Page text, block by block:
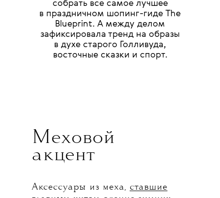
собрать все самое лучшее
в праздничном шопинг-гиде The
Blueprint. А между делом
зафиксировала тренд на образы
в духе старого Голливуда,
восточные сказки и спорт.
Меховой
акцент
Аксессуары из меха, ставшие